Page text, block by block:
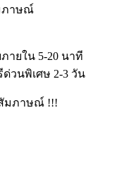
ภาษณ์
ายใน 5-20 นาที
วนพิเศษ 2-3 วัน
มภาษณ์ !!!